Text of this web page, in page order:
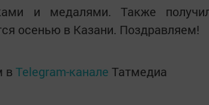
и медалями. Также
осенью в Казани. Поздравляем!
в Telegram-канале Татмедиа